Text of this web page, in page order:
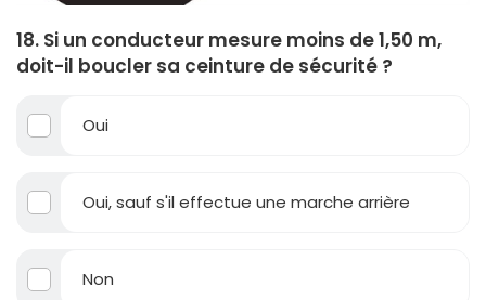
18. Si un conducteur mesure moins de 1,50 m,
doit-il boucler sa ceinture de sécurité ?
Oui
Oui, sauf s'il effectue une marche arrière
Non